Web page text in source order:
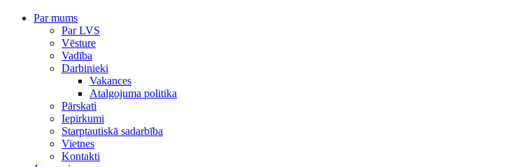
Par mums
Par LVS
Vēsture
Vadība
Darbinieki
Vakances
Atalgojuma politika
Pārskati
Iepirkumi
Starptautiskā sadarbība
Vietnes
Kontakti